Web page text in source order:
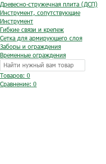
Древесно-стружечная плита (ДСП)
Инструмент, сопутствующие
Инструмент
Гибкие связи и крепеж
Сетка для армирующего слоя
Заборы и ограждения
Временные ограждения
Товаров: 0
Сравнение: 0